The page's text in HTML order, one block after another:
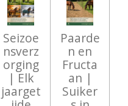
Seizoe
nsverz
orging
| Elk
jaarget
Paarde
n en
Fructa
an |
Suiker